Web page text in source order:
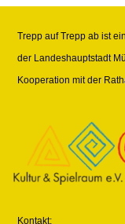
Trepp auf Trepp ab ist
der Landeshauptstadt
Kooperation mit der
Kontakt: